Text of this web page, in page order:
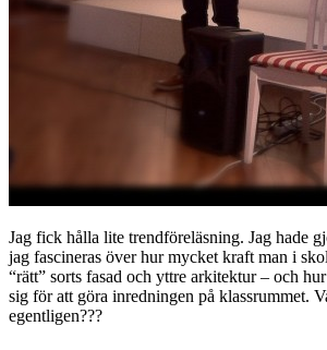
Jag fick hålla lite trendföreläsning. Jag hade
jag fascineras över hur mycket kraft man i
“rätt” sorts fasad och yttre arkitektur – och
sig för att göra inredningen på klassrummet.
egentligen???